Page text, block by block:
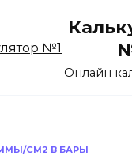
Онлайн
СМ2 В БАРЫ